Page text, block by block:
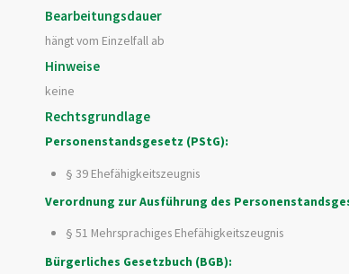
Bearbeitungsdauer
hängt vom Einzelfall ab
Hinweise
keine
Rechtsgrundlage
Personenstandsgesetz (PStG):
§ 39 Ehefähigkeitszeugnis
Verordnung zur Ausführung des
§ 51 Mehrsprachiges Ehefähigkeitszeugnis
Bürgerliches Gesetzbuch (BGB):